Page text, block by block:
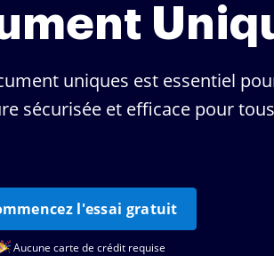
uniques est essentiel
sécurisée et efficace pour
l'essai gratuit
Aucune carte de crédit requise